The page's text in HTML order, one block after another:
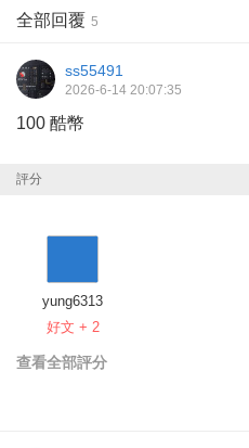
全部回覆 5
ss55491
2026-6-14 20:07:35
100 酷幣
評分
yung6313
好文 + 2
查看全部評分